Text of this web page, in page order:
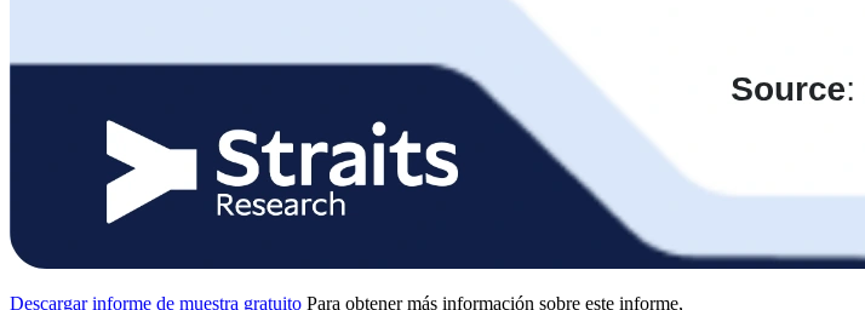
Descargar informe de muestra gratuito Para obtener más información sobre este informe,